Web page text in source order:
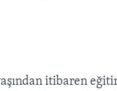
itibaren